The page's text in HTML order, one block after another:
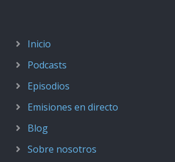
Inicio
Podcasts
Episodios
Emisiones en directo
Blog
Sobre nosotros